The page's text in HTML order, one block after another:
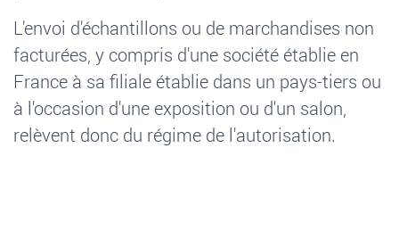
L'envoi d'échantillons ou de marchandises non
facturées, y compris d'une société établie en
France à sa filiale établie dans un pays-tiers ou
à l'occasion d'une exposition ou d'un salon,
relèvent donc du régime de l'autorisation.